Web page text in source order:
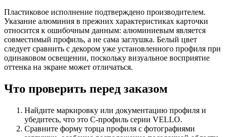
Пластиковое исполнение подтверждено производителем.
Указание алюминия в прежних характеристиках карточки
относится к ошибочным данным: алюминиевым является
совместимый профиль, а не сама заглушка. Белый цвет
следует сравнить с декором уже установленного профиля при
одинаковом освещении, поскольку визуальное восприятие
оттенка на экране может отличаться.
Что проверить перед заказом
Найдите маркировку или документацию профиля и
убедитесь, что это C-профиль серии VELLO.
Сравните форму торца профиля с фотографиями